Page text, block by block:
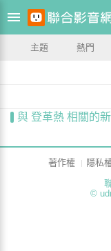
主題 熱門
與 登革熱 相關的
著作權 隱私
©